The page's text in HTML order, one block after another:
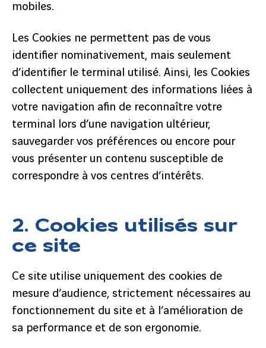
mobiles.
Les Cookies ne permettent pas de vous
identifier nominativement, mais seulement
d’identifier le terminal utilisé. Ainsi, les Cookies
collectent uniquement des informations liées à
votre navigation afin de reconnaître votre
terminal lors d’une navigation ultérieur,
sauvegarder vos préférences ou encore pour
vous présenter un contenu susceptible de
correspondre à vos centres d’intérêts.
2. Cookies utilisés sur
ce site
Ce site utilise uniquement des cookies de
mesure d’audience, strictement nécessaires au
fonctionnement du site et à l’amélioration de
sa performance et de son ergonomie.